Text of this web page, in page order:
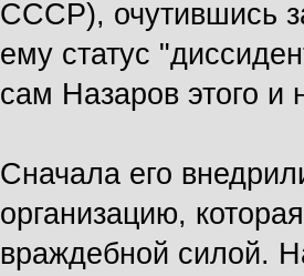
СССР), очутившись
ему статус
сам Назаров этого и
Сначала его
организацию,
враждебной силой.